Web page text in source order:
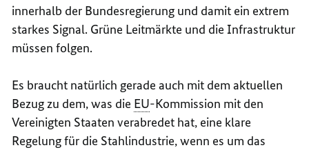
innerhalb der Bundesregierung und damit ein extrem
starkes Signal. Grüne Leitmärkte und die Infrastruktur
müssen folgen.
Es braucht natürlich gerade auch mit dem aktuellen
Bezug zu dem, was die EU-Kommission mit den
Vereinigten Staaten verabredet hat, eine klare
Regelung für die Stahlindustrie, wenn es um das